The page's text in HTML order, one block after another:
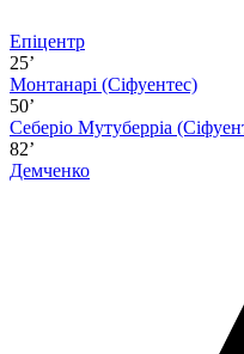
Епіцентр
25’
Монтанарі (Сіфуентес)
50’
Себеріо Мутуберріа
82’
Демченко